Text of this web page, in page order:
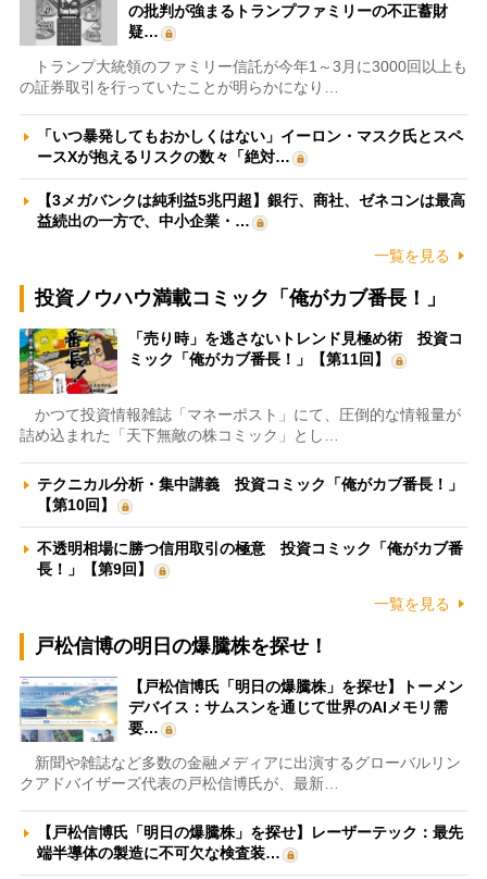
の批判が強まるトランプファミリーの不正蓄財
疑…
トランプ大統領のファミリー信託が今年1～3月に3000回以上も
の証券取引を行っていたことが明らかになり…
「いつ暴発してもおかしくはない」イーロン・マスク氏とスペ
ースXが抱えるリスクの数々「絶対…
【3メガバンクは純利益5兆円超】銀行、商社、ゼネコンは最高
益続出の一方で、中小企業・…
一覧を見る
投資ノウハウ満載コミック「俺がカブ番長！」
「売り時」を逃さないトレンド見極め術 投資コ
ミック「俺がカブ番長！」【第11回】
かつて投資情報雑誌「マネーポスト」にて、圧倒的な情報量が
詰め込まれた「天下無敵の株コミック」とし…
テクニカル分析・集中講義 投資コミック「俺がカブ番長！」
【第10回】
不透明相場に勝つ信用取引の極意 投資コミック「俺がカブ番
長！」【第9回】
一覧を見る
戸松信博の明日の爆騰株を探せ！
【戸松信博氏「明日の爆騰株」を探せ】トーメン
デバイス：サムスンを通じて世界のAIメモリ需
要…
新聞や雑誌など多数の金融メディアに出演するグローバルリン
クアドバイザーズ代表の戸松信博氏が、最新…
【戸松信博氏「明日の爆騰株」を探せ】レーザーテック：最先
端半導体の製造に不可欠な検査装…